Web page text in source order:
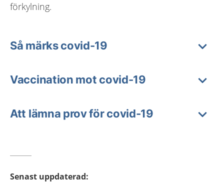
förkylning.
Så märks covid-19
Vaccination mot covid-19
Att lämna prov för covid-19
Senast uppdaterad: